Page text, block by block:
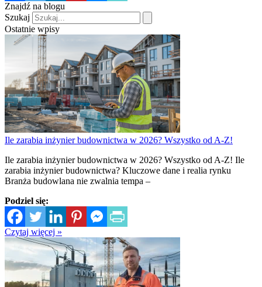
Znajdź na blogu
Szukaj
Ostatnie wpisy
Ile zarabia inżynier budownictwa w 2026? Wszystko od A-Z!
Ile zarabia inżynier budownictwa w 2026? Wszystko od A-Z! Ile
zarabia inżynier budownictwa? Kluczowe dane i realia rynku
Branża budowlana nie zwalnia tempa –
Podziel się:
Czytaj więcej »